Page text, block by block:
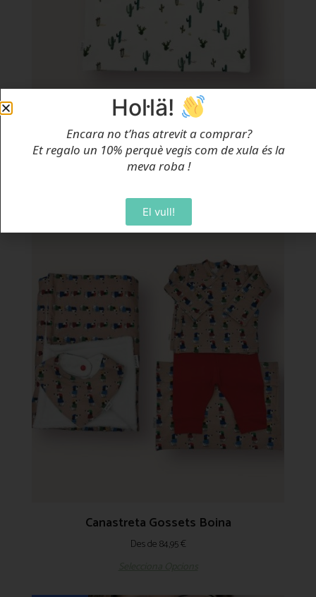
Samarreta Cactus
Des de18,95€
Canastreta Gossets Boina
Des de84,95€
Hol·lä!
Encara no t’has atrevit a comprar?
Et regalo un 10% perquè vegis com de xula és la
meva roba!
El vull!